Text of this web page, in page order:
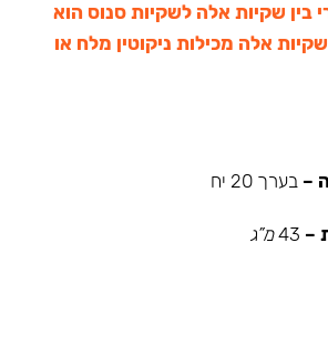
בין שקיות אלה לשקיות סנוס הוא
אלה מכילות ניקוטין מלח או
– בערך 20 יח
– מ”ג